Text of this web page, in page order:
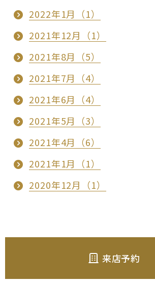
2022年1月（1）
2021年12月（1）
2021年8月（5）
2021年7月（4）
2021年6月（4）
2021年5月（3）
2021年4月（6）
2021年1月（1）
2020年12月（1）
来店予約